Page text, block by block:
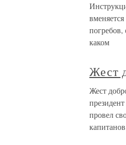
каком
Жест
Жест
провел